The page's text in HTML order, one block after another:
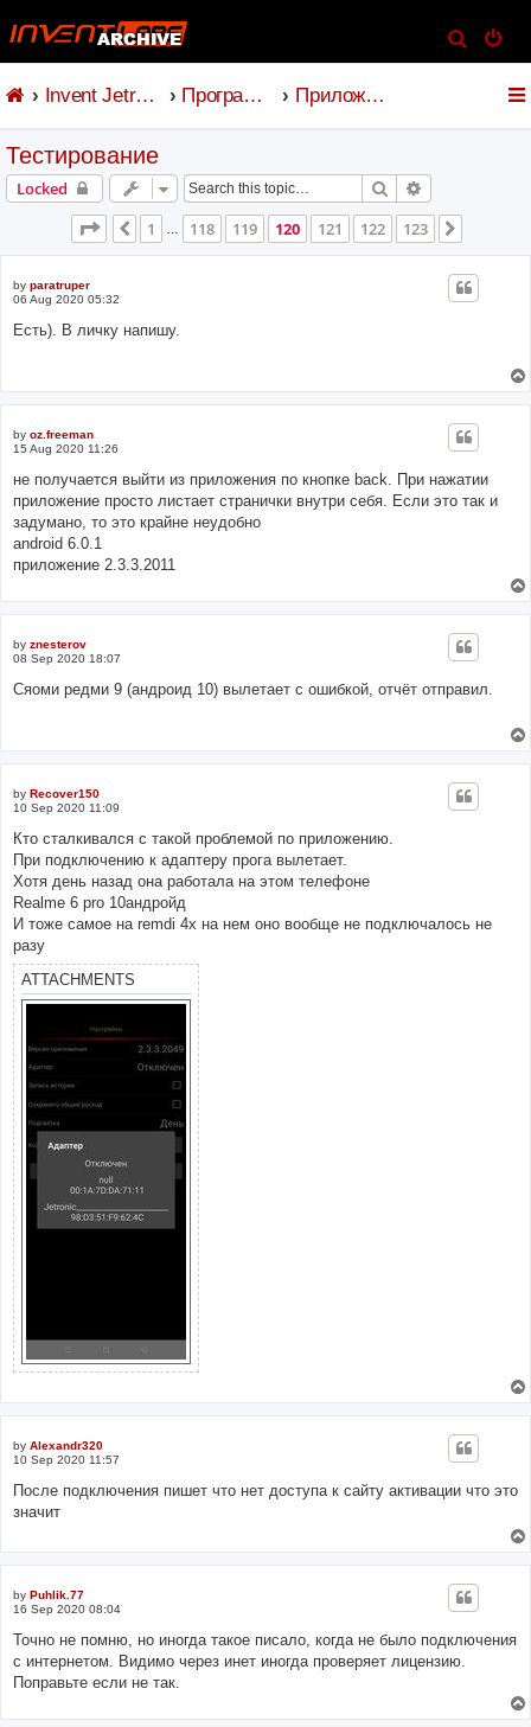
e
Invent Jetronic Программное обеспечение Приложение для Android
Тестирование
Locked Search
Page
120 of 123
Previous
1 118 119 120 121 122 123
by paratruper
06 Aug 2020 05:32
Есть). В личку напишу.
by oz.freeman
15 Aug 2020 11:26
не получается выйти из приложения по кнопке back. При нажатии
приложение просто листает странички внутри себя. Если это так и
задумано, то это крайне неудобно
android 6.0.1
приложение 2.3.3.2011
by znesterov
08 Sep 2020 18:07
Сяоми редми 9 (андроид 10) вылетает с ошибкой, отчёт отправил.
by Recover150
10 Sep 2020 11:09
Кто сталкивался с такой проблемой по приложению.
При подключению к адаптеру прога вылетает.
Хотя день назад она работала на этом телефоне
Realme 6 pro 10андройд
И тоже самое на remdi 4x на нем оно вообще не подключалось не
разу
ATTACHMENTS
by Alexandr320
10 Sep 2020 11:57
После подключения пишет что нет доступа к сайту активации что это
значит
by Puhlik.77
16 Sep 2020 08:04
Точно не помню, но иногда такое писало, когда не было подключения
с интернетом. Видимо через инет иногда проверяет лицензию.
Поправьте если не так.